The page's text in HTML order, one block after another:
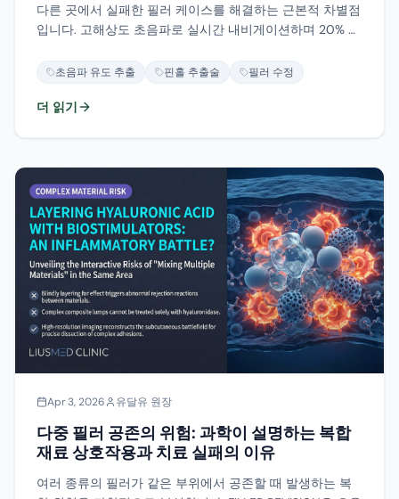
다른 곳에서 실패한 필러 케이스를 해결하는 근본적 차별점
입니다. 고해상도 초음파로 실시간 내비게이션하며 20% 미
초음파 유도 추출 핀홀 추출술 필러 수정
더 읽기
Apr 3, 2026 유달유 원장
다중 필러 공존의 위험: 과학이 설명하는 복합
재료 상호작용과 치료 실패의 이유
여러 종류의 필러가 같은 부위에서 공존할 때 발생하는 복